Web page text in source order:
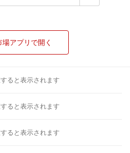
場アプリで開く
ると表示されます
ると表示されます
ると表示されます